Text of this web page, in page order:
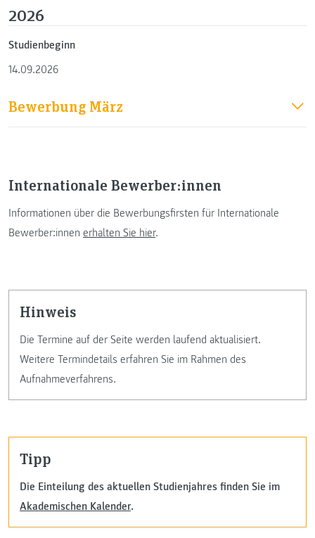
2026
Studienbeginn
14.09.2026
Bewerbung März
Internationale Bewerber:innen
Informationen über die Bewerbungsfirsten für Internationale
Bewerber:innen erhalten Sie hier.
Hinweis
Die Termine auf der Seite werden laufend aktualisiert.
Weitere Termindetails erfahren Sie im Rahmen des
Aufnahmeverfahrens.
Tipp
Die Einteilung des aktuellen Studienjahres finden Sie im
Akademischen Kalender.